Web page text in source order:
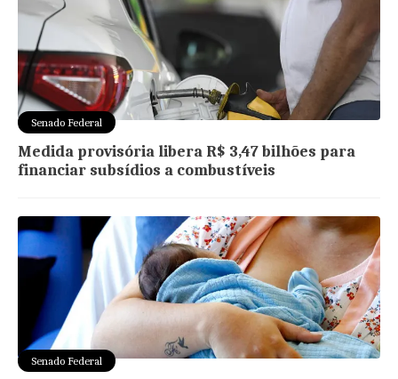
Senado Federal
Medida provisória libera R$ 3,47 bilhões para
financiar subsídios a combustíveis
Senado Federal